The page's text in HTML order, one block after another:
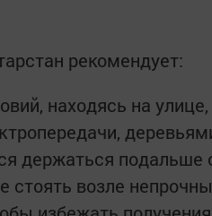
рекомендует:
находясь на
держаться подальше
возле